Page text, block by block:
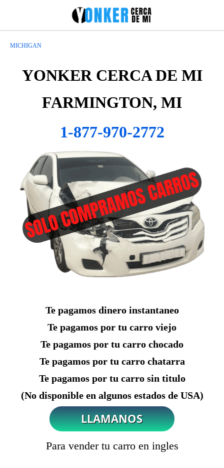
MICHIGAN
YONKER CERCA DE MI
FARMINGTON, MI
1-877-970-2772
Te pagamos dinero instantaneo
Te pagamos por tu carro viejo
Te pagamos por tu carro chocado
Te pagamos por tu carro chatarra
Te pagamos por tu carro sin titulo
(No disponible en algunos estados de USA)
Para vender tu carro en ingles